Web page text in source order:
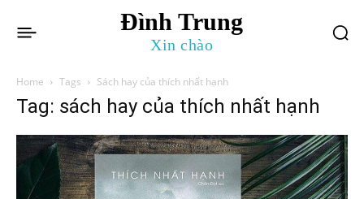
Đình Trung
Xin chào
Home Tags Sách hay của thích nhất hạnh
Tag: sách hay của thích nhất hạnh